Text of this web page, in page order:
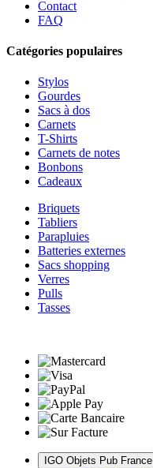
Contact
FAQ
Catégories populaires
Stylos
Gourdes
Sacs à dos
Carnets
T-Shirts
Carnets de notes
Bonbons
Cadeaux
Briquets
Tabliers
Parapluies
Batteries externes
Sacs shopping
Verres
Pulls
Tasses
IGO Objets Pub France